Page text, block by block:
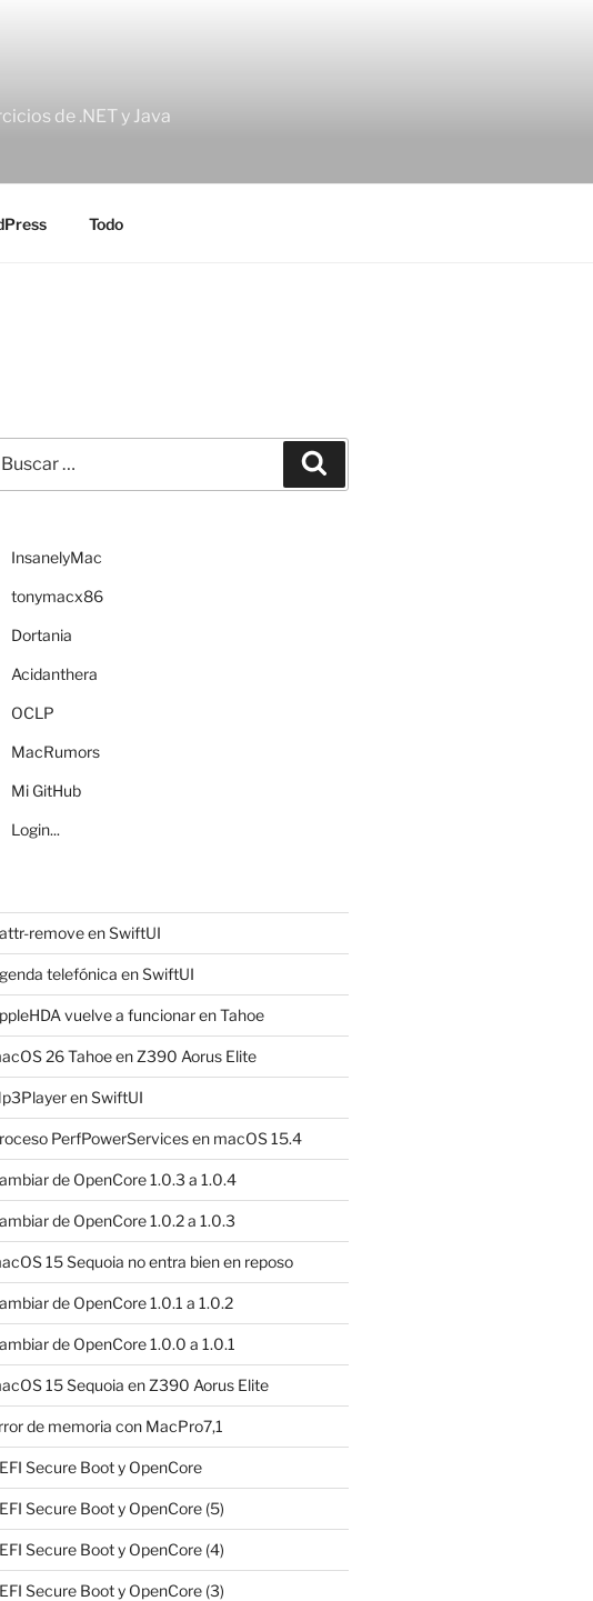
de .NET y Java
Todo
InsanelyMac
tonymacx86
Dortania
Acidanthera
OCLP
MacRumors
Mi GitHub
Login...
remove en SwiftUI
telefónica en SwiftUI
vuelve a funcionar en Tahoe
26 Tahoe en Z390 Aorus Elite
en SwiftUI
PerfPowerServices en macOS 15.4
de OpenCore 1.0.3 a 1.0.4
de OpenCore 1.0.2 a 1.0.3
15 Sequoia no entra bien en reposo
de OpenCore 1.0.1 a 1.0.2
de OpenCore 1.0.0 a 1.0.1
15 Sequoia en Z390 Aorus Elite
de memoria con MacPro7,1
Secure Boot y OpenCore
Secure Boot y OpenCore (5)
Secure Boot y OpenCore (4)
Secure Boot y OpenCore (3)